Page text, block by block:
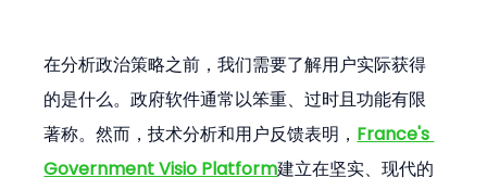
在分析政治策略之前，我们需要了解用户实际获得
的是什么。政府软件通常以笨重、过时且功能有限
著称。然而，技术分析和用户反馈表明， France's
Government Visio Platform建立在坚实、现代的